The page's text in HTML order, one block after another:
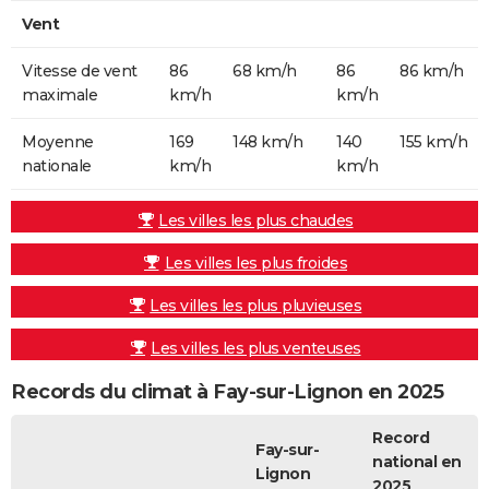
Vent
Vitesse de vent
maximale
86
km/h
68 km/h
86
km/h
86 km/h
Moyenne
nationale
169
km/h
148 km/h
140
km/h
155 km/h
Les villes les plus chaudes
Les villes les plus froides
Les villes les plus pluvieuses
Les villes les plus venteuses
Records du climat à Fay-sur-Lignon en 2025
Fay-sur-
Lignon
Record
national en